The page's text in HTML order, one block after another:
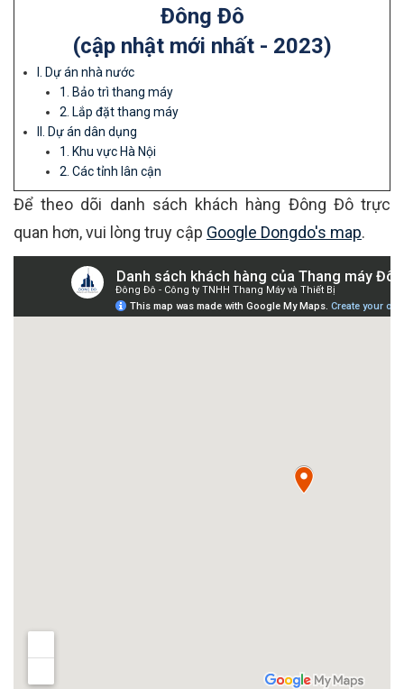
Đông Đô
(cập nhật mới nhất - 2023)
I. Dự án nhà nước
1. Bảo trì thang máy
2. Lắp đặt thang máy
II. Dự án dân dụng
1. Khu vực Hà Nội
2. Các tỉnh lân cận
Để theo dõi danh sách khách hàng Đông Đô trực
quan hơn, vui lòng truy cập Google Dongdo's map.